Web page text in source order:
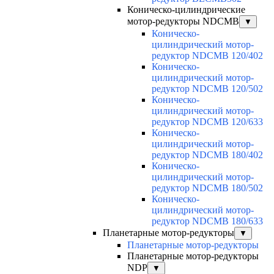
Коническо-цилиндрические
мотор-редукторы NDCMB
▼
Коническо-
цилиндрический мотор-
редуктор NDCMB 120/402
Коническо-
цилиндрический мотор-
редуктор NDCMB 120/502
Коническо-
цилиндрический мотор-
редуктор NDCMB 120/633
Коническо-
цилиндрический мотор-
редуктор NDCMB 180/402
Коническо-
цилиндрический мотор-
редуктор NDCMB 180/502
Коническо-
цилиндрический мотор-
редуктор NDCMB 180/633
Планетарные мотор-редукторы
▼
Планетарные мотор-редукторы
Планетарные мотор-редукторы
NDP
▼